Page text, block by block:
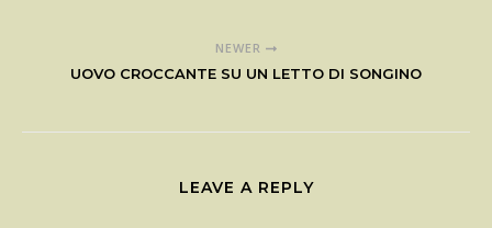
NEWER
UOVO CROCCANTE SU UN LETTO DI SONGINO
LEAVE A REPLY